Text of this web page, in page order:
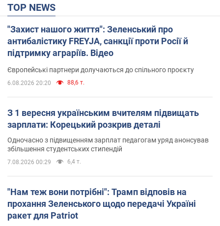
TOP NEWS
"Захист нашого життя": Зеленський про
антибалістику FREYJA, санкції проти Росії й
підтримку аграріїв. Відео
Європейські партнери долучаються до спільного проєкту
6.08.2026 20:20 88,6 т.
З 1 вересня українським вчителям підвищать
зарплати: Корецький розкрив деталі
Одночасно з підвищенням зарплат педагогам уряд анонсував
збільшення студентських стипендій
7.08.2026 00:29 6,4 т.
"Нам теж вони потрібні": Трамп відповів на
прохання Зеленського щодо передачі Україні
ракет для Patriot